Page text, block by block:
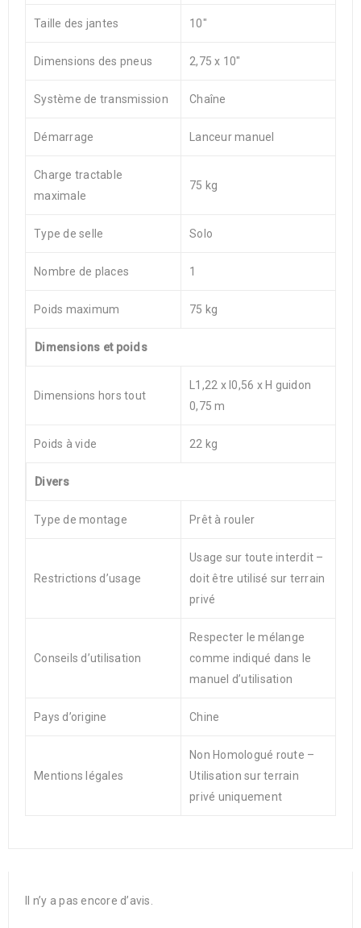
Taille des jantes 10″
Dimensions des pneus 2,75 x 10″
Système de transmission Chaîne
Démarrage Lanceur manuel
Charge tractable
maximale
75 kg
Type de selle Solo
Nombre de places 1
Poids maximum 75 kg
Dimensions et poids
Dimensions hors tout
L1,22 x l0,56 x H guidon
0,75 m
Poids à vide 22 kg
Divers
Type de montage Prêt à rouler
Restrictions d’usage
Usage sur toute interdit –
doit être utilisé sur terrain
privé
Conseils d’utilisation
Respecter le mélange
comme indiqué dans le
manuel d’utilisation
Pays d’origine Chine
Mentions légales
Non Homologué route –
Utilisation sur terrain
privé uniquement
Il n’y a pas encore d’avis.